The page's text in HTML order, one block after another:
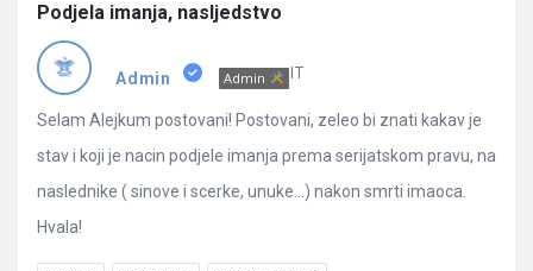
Podjela imanja, nasljedstvo
Admin Admin IT
Selam Alejkum postovani! Postovani, zeleo bi znati kakav je
stav i koji je nacin podjele imanja prema serijatskom pravu, na
naslednike ( sinove i scerke, unuke…) nakon smrti imaoca.
Hvala!